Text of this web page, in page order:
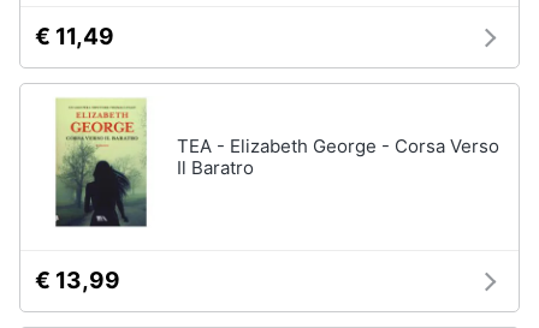
ricorrenze
Promozioni
Servizi
Assistenza
Esci
D'Urso
Vedi
€ 11,49
TEA - Elizabeth George - Corsa Verso
Il Baratro
€ 13,99